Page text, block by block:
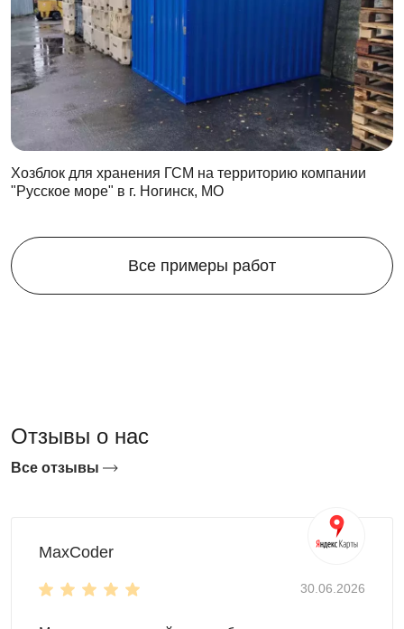
Хозблок для хранения ГСМ на территорию компании
"Русское море" в г. Ногинск, МО
Все примеры работ
Отзывы о нас
Все отзывы
MaxCoder
30.06.2026